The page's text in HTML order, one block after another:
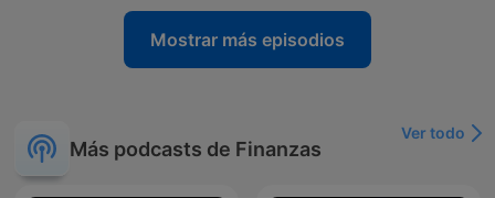
Mostrar más episodios
Más podcasts de Finanzas
Ver todo